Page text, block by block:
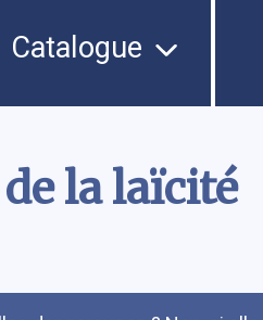
Catalogue
la laïcité